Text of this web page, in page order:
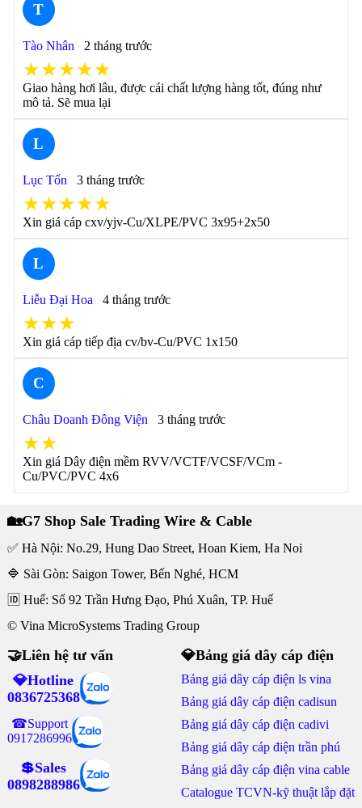
T
Tào Nhân 2 tháng trước
★★★★★
Giao hàng hơi lâu, được cái chất lượng hàng tốt, đúng như
mô tả. Sẽ mua lại
L
Lục Tốn 3 tháng trước
★★★★★
Xin giá cáp cxv/yjv-Cu/XLPE/PVC 3x95+2x50
L
Liễu Đại Hoa 4 tháng trước
★★★
Xin giá cáp tiếp địa cv/bv-Cu/PVC 1x150
C
Châu Doanh Đông Viện 3 tháng trước
★★
Xin giá Dây điện mềm RVV/VCTF/VCSF/VCm -
Cu/PVC/PVC 4x6
🏡G7 Shop Sale Trading Wire & Cable
✅ Hà Nội: No.29, Hung Dao Street, Hoan Kiem, Ha Noi
🔷 Sài Gòn: Saigon Tower, Bến Nghé, HCM
🆔 Huế: Số 92 Trần Hưng Đạo, Phú Xuân, TP. Huế
© Vina MicroSystems Trading Group
🤝Liên hệ tư vấn
💎Hotline
0836725368
☎Support
0917286996
💲Sales
0898288986
💎Bảng giá dây cáp điện
Bảng giá dây cáp điện ls vina
Bảng giá dây cáp điện cadisun
Bảng giá dây cáp điện cadivi
Bảng giá dây cáp điện trần phú
Bảng giá dây cáp điện vina cable
Catalogue TCVN-kỹ thuật lắp đặt